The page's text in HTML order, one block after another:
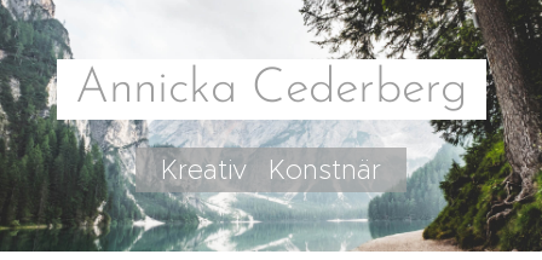
Annicka Cederberg
Kreativ Konstnär